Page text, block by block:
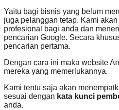
Yaitu bagi bisnis yang belum
juga pelanggan tetap. Kami
profesional bagi anda dan
pencarian Google. Secara
pencarian pertama.
Dengan cara ini maka website
mereka yang memerlukannya.
Kami tentu saja akan
sesuai dengan kata kunci
anda.